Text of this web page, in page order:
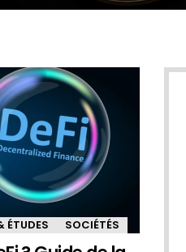
ÉTUDES SOCIÉTÉS